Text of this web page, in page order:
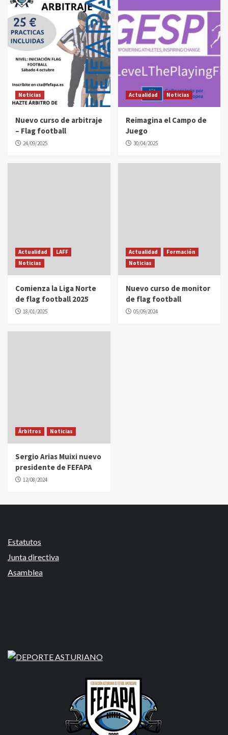
Noticias
Nuevo curso de arbitraje
– Flag football
24/09/2025
Actualidad Noticias
Reimagina el Campo de
Juego
30/04/2025
Actualidad
LAFF
Noticias
Comienza la Liga Norte
de flag football 2025
18/01/2025
Actualidad
Formación
Noticias
Nuevo curso de monitor
de flag football
05/09/2024
Árbitros Noticias
Sergio Arias Muixi nuevo
presidente de FEFAPA
12/08/2024
Estatutos
Junta directiva
Asamblea